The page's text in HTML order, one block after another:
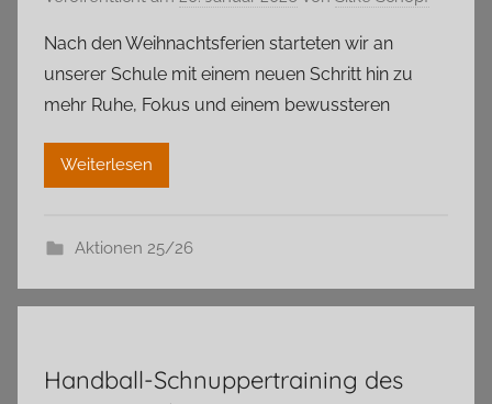
Nach den Weihnachtsferien starteten wir an
unserer Schule mit einem neuen Schritt hin zu
mehr Ruhe, Fokus und einem bewussteren
Weiterlesen
Aktionen 25/26
Handball-Schnuppertraining des